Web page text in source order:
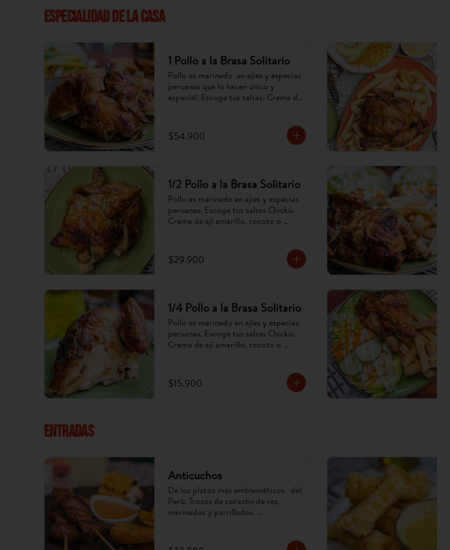
ESPECIALIDAD DE LA CASA
1 Pollo a la Brasa Solitario
Pollo es marinado  en ajíes y especias
peruanas que lo hacen único y
especial. Escoge tus salsas: Crema de
$54.900
1/2 Pollo a la Brasa Solitario
Pollo es marinado en ajíes y especias
peruanas. Escoge tus salsas Chickú:
Crema de ají amarillo, rocoto o
$29.900
1/4 Pollo a la Brasa Solitario
Pollo es marinado en ajíes y especias
peruanas. Escoge tus salsas Chickú:
Crema de ají amarillo, rocoto o
$15.900
ENTRADAS
Anticuchos
De los platos mas emblemáticos.  del
Perú. Trozos de corazón de res,
marinados y parrillados.
puede cambiar)